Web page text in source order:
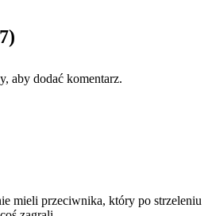
aby dodać komentarz.
mieli przeciwnika, który po strzeleniu